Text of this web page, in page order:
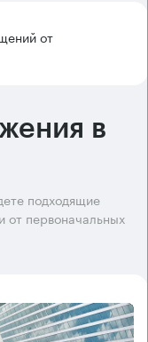
от
в
подходящие
от первоначальных